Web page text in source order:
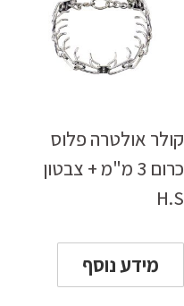
קולר אולטרה פלוס
כרום 3 מ"מ + צבטון
H.S
מידע נוסף